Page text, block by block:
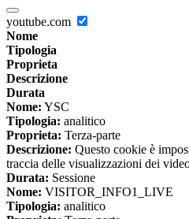
youtube.com
Nome
Tipologia
Proprieta
Descrizione
Durata
Nome: YSC
Tipologia: analitico
Proprieta: Terza-parte
Descrizione: Questo cookie è
traccia delle visualizzazioni dei
Durata: Sessione
Nome: VISITOR_INFO1_LIVE
Tipologia: analitico